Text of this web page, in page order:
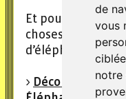
de
vous
notre
Et pour les fans
choses, notre
d’éléphants !
> Découvrir la